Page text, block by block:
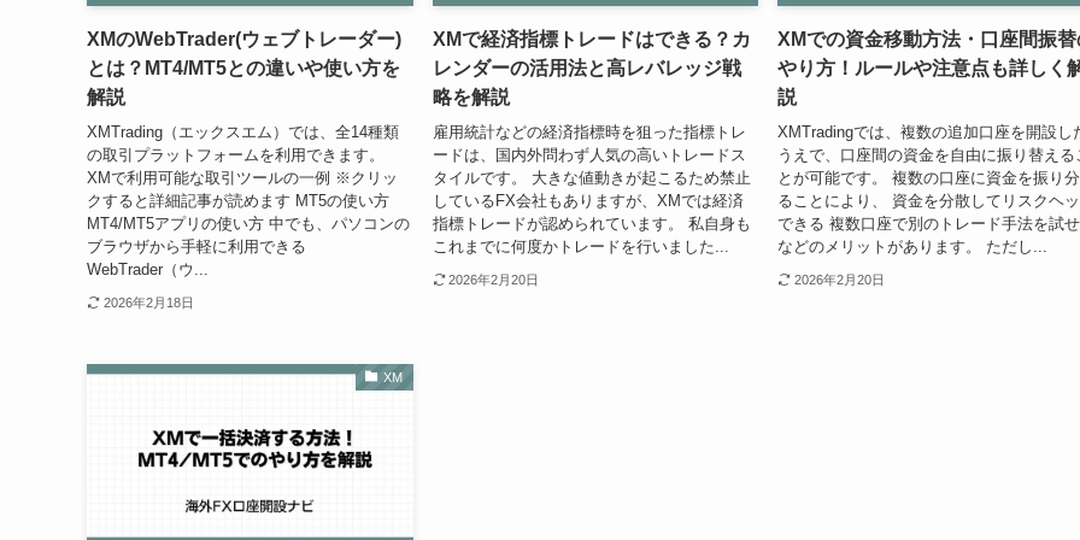
XMのWebTrader(ウェブトレーダー)
とは？MT4/MT5との違いや使い方を
解説
XMTrading（エックスエム）では、全14種類
の取引プラットフォームを利用できます。
XMで利用可能な取引ツールの一例 ※クリッ
クすると詳細記事が読めます MT5の使い方
MT4/MT5アプリの使い方 中でも、パソコンの
ブラウザから手軽に利用できる
WebTrader（ウ...
2026年2月18日
XMで経済指標トレードはできる？カ
レンダーの活用法と高レバレッジ戦
略を解説
雇用統計などの経済指標時を狙った指標トレ
ードは、国内外問わず人気の高いトレードス
タイルです。 大きな値動きが起こるため禁止
しているFX会社もありますが、XMでは経済
指標トレードが認められています。 私自身も
これまでに何度かトレードを行いました...
2026年2月20日
XMでの資金移動方法・口座間振替
やり方！ルールや注意点も詳しく
説
XMTradingでは、複数の追加口座を開設し
うえで、口座間の資金を自由に振り替える
とが可能です。 複数の口座に資金を振り
ることにより、 資金を分散してリスクヘ
できる 複数口座で別のトレード手法を試
などのメリットがあります。 ただし...
2026年2月20日
XM